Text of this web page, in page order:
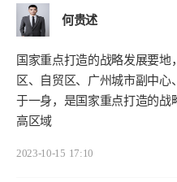
何贵述
国家重点打造的战略发展要
区、自贸区、广州城市副中
于一身，是国家重点打造的战
高区域
2023-10-15 17:10